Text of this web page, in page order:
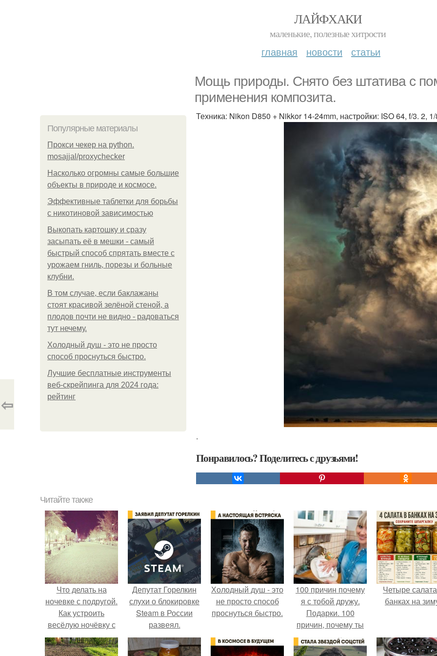
ЛАЙФХАКИ
маленькие, полезные хитрости
главная новости статьи
Мощь природы. Cнято без штатива с
применения композита.
Популярные материалы
Прокси чекер на python.
mosajjal/proxychecker
Насколько огромны самые большие
объекты в природе и космосе.
Эффективные таблетки для борьбы
с никотиновой зависимостью
Выкопать картошку и сразу
засыпать её в мешки - самый
быстрый способ спрятать вместе с
урожаем гниль, порезы и больные
клубни.
В том случае, если баклажаны
стоят красивой зелёной стеной, а
плодов почти не видно - радоваться
тут нечему.
Холодный душ - это не просто
способ проснуться быстро.
Лучшие бесплатные инструменты
веб-скрейпинга для 2024 года:
рейтинг
Техника: Nikon D850 + Nikkor 14-24mm, настройки: ISO 64, f/3. 2,
.
Понравилось? Поделитесь с друзьями!
⇦
Читайте также
Что делать на
ночевке с подругой.
Как устроить
весёлую ночёвку с
подружками
Депутат Горелкин
слухи о блокировке
Steam в России
развеял.
Холодный душ - это
не просто способ
проснуться быстро.
100 причин почему
я с тобой дружу.
Подарки. 100
причин, почему ты
моя лучшая
подруга.
Четыре
банках на